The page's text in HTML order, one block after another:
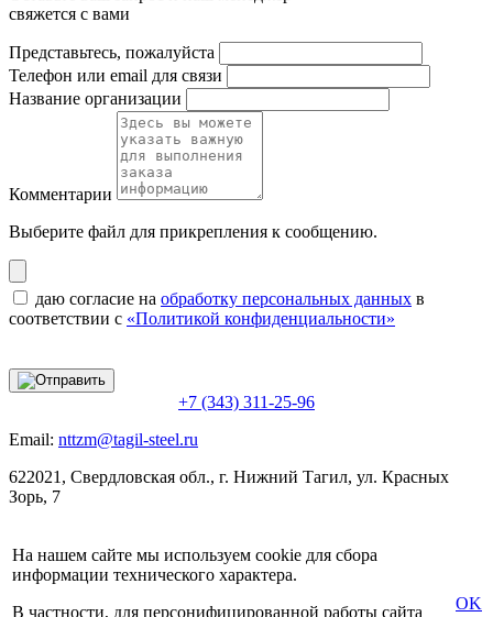
свяжется с вами
Представьтесь, пожалуйста
Телефон или email для связи
Название организации
Комментарии
Выберите файл для прикрепления к сообщению.
даю согласие на обработку персональных данных в
соответствии с «Политикой конфиденциальности»
+7 (343) 311-25-96
Email: nttzm@tagil-steel.ru
622021, Свердловская обл., г. Нижний Тагил, ул. Красных
Зорь, 7
На нашем сайте мы используем cookie для сбора
информации технического характера.
В частности, для персонифицированной работы сайта
OK